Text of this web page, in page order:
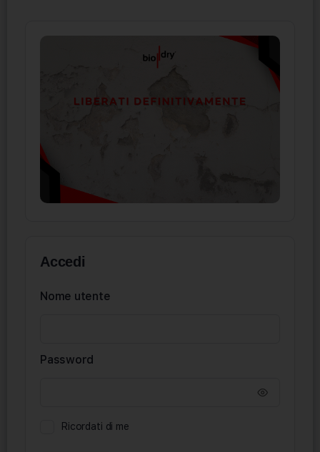
Accedi
Nome utente
Password
Ricordati di me